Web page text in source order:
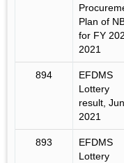
Plan of
for FY
2021
894
EFDMS
Lottery
result,
2021
893
EFDMS
Lottery